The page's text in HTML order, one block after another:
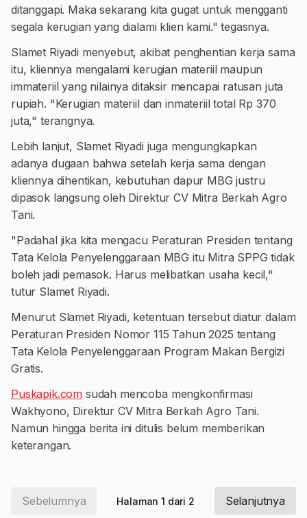
ditanggapi. Maka sekarang kita gugat untuk mengganti
segala kerugian yang dialami klien kami." tegasnya.
Slamet Riyadi menyebut, akibat penghentian kerja sama
itu, kliennya mengalami kerugian materiil maupun
immateriil yang nilainya ditaksir mencapai ratusan juta
rupiah. "Kerugian materiil dan inmateriil total Rp 370
juta," terangnya.
Lebih lanjut, Slamet Riyadi juga mengungkapkan
adanya dugaan bahwa setelah kerja sama dengan
kliennya dihentikan, kebutuhan dapur MBG justru
dipasok langsung oleh Direktur CV Mitra Berkah Agro
Tani.
"Padahal jika kita mengacu Peraturan Presiden tentang
Tata Kelola Penyelenggaraan MBG itu Mitra SPPG tidak
boleh jadi pemasok. Harus melibatkan usaha kecil,"
tutur Slamet Riyadi.
Menurut Slamet Riyadi, ketentuan tersebut diatur dalam
Peraturan Presiden Nomor 115 Tahun 2025 tentang
Tata Kelola Penyelenggaraan Program Makan Bergizi
Gratis.
Puskapik.com sudah mencoba mengkonfirmasi
Wakhyono, Direktur CV Mitra Berkah Agro Tani.
Namun hingga berita ini ditulis belum memberikan
keterangan.
Sebelumnya Halaman 1 dari 2 Selanjutnya